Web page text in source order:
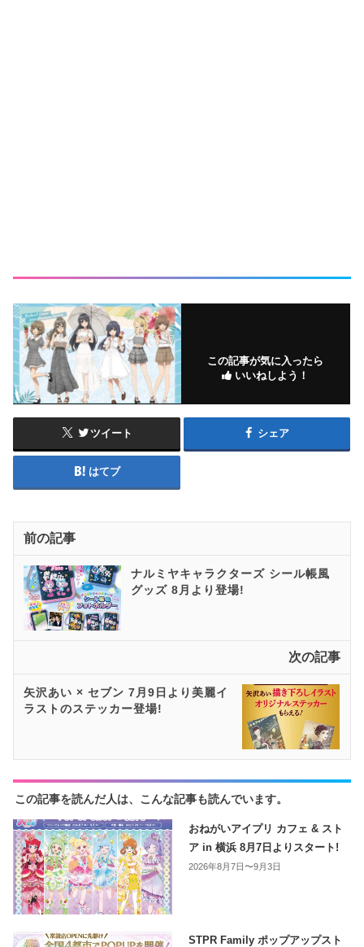
この記事が気に入ったら
いいねしよう！
ツイート シェア
はてブ
前の記事
ナルミヤキャラクターズ シール帳風
グッズ 8月より登場!
次の記事
矢沢あい × セブン 7月9日より美麗イ
ラストのステッカー登場!
この記事を読んだ人は、こんな記事も読んでいます。
おねがいアイプリ カフェ & スト
ア in 横浜 8月7日よりスタート!
2026年8月7日〜9月3日
STPR Family ポップアップスト